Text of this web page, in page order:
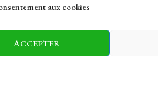
aux cookies
ACCEPTER